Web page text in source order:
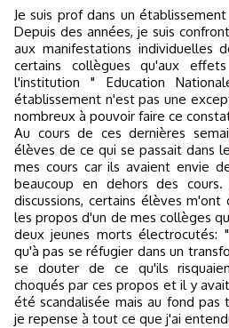
Je suis prof dans un établissement de la banlieue lyonnaise.
Depuis des années, je suis
aux manifestations individuelles
certains collègues qu'aux
l'institution " Education
établissement n'est pas une
nombreux à pouvoir faire ce
Au cours de ces dernières
élèves de ce qui se passait dans
mes cours car ils avaient envie
beaucoup en dehors des
discussions, certains élèves
les propos d'un de mes collèges
deux jeunes morts électrocutés:
qu'à pas se réfugier dans un
se douter de ce qu'ils
choqués par ces propos et il y
été scandalisée mais au fond
je repense à tout ce que j'ai